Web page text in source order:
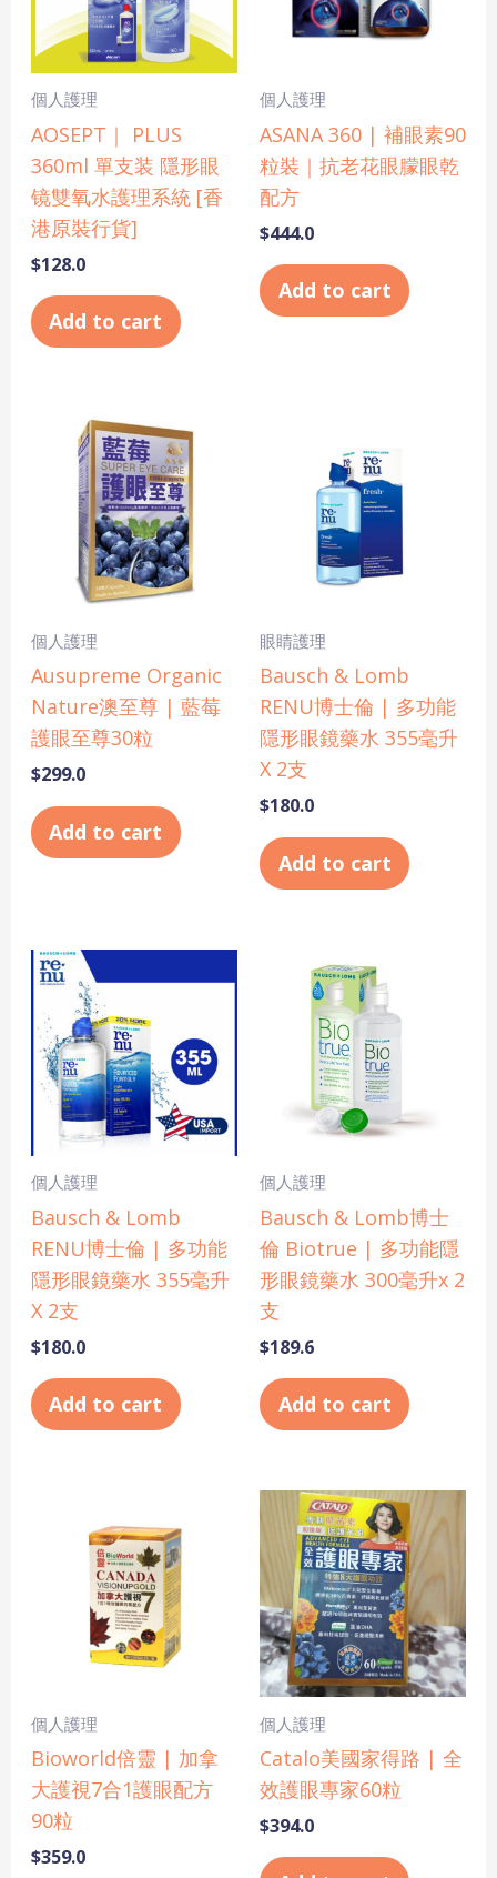
個人護理
AOSEPT｜ PLUS
360ml 單支装 隱形眼
镜雙氧水護理系統 [香
港原裝行貨]
$128.0
Add to cart
個人護理
ASANA 360 | 補眼素90
粒裝｜抗老花眼朦眼乾
配方
$444.0
Add to cart
個人護理
Ausupreme Organic
Nature澳至尊 | 藍莓
護眼至尊30粒
$299.0
Add to cart
眼睛護理
Bausch & Lomb
RENU博士倫 | 多功能
隱形眼鏡藥水 355毫升
X 2支
$180.0
Add to cart
個人護理
Bausch & Lomb
RENU博士倫 | 多功能
隱形眼鏡藥水 355毫升
X 2支
$180.0
Add to cart
個人護理
Bausch & Lomb博士
倫 Biotrue | 多功能隱
形眼鏡藥水 300毫升x 2
支
$189.6
Add to cart
個人護理
Bioworld倍靈 | 加拿
大護視7合1護眼配方
90粒
$359.0
個人護理
Catalo美國家得路 | 全
效護眼專家60粒
$394.0